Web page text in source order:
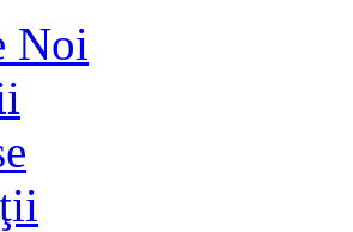
Noi